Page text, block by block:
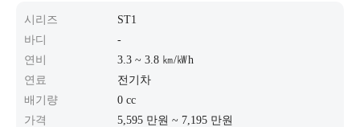
시리즈
ST1
바디
-
연비
3.3 ~ 3.8 ㎞/㎾h
연료
전기차
배기량
0 cc
가격
5,595 만원 ~ 7,195 만원